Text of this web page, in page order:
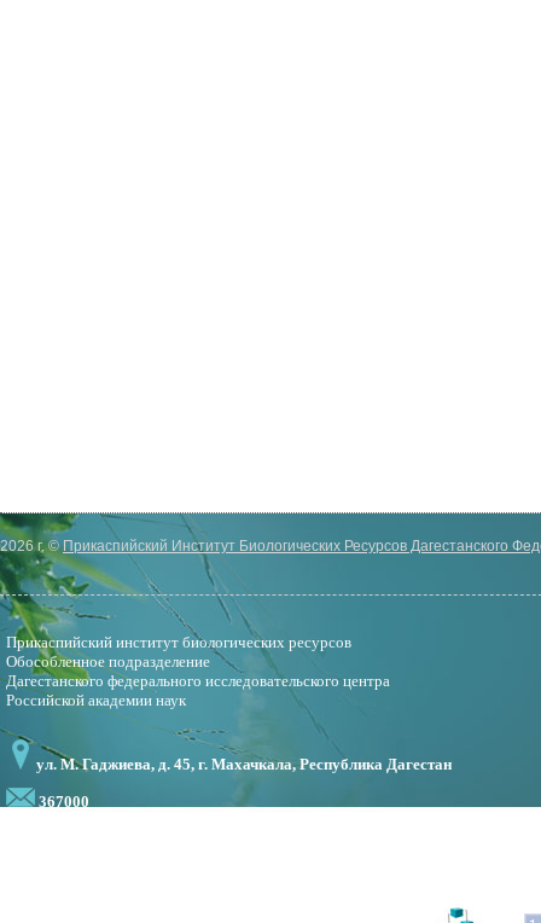
2026 г. ©Прикаспийский Институт Биологических Ресурсов Дагестанского
Прикаспийский институт биологических ресурсов
Обособленное подразделение
Дагестанского федерального исследовательского центра
Российской академии наук
ул. М. Гаджиева, д. 45, г. Махачкала, Республика Дагестан
367000